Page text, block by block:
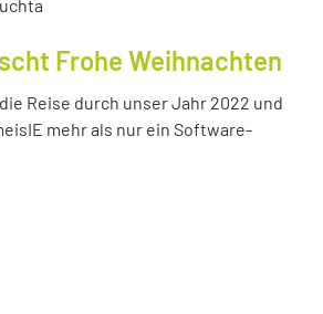
Frohe Weihnachten
Reise durch unser Jahr 2022 und
mehr als nur ein Software-